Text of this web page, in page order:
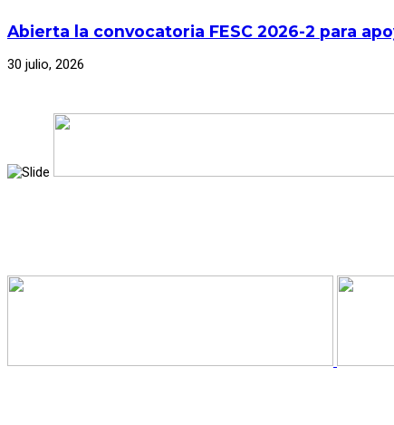
Abierta la convocatoria FESC 2026-2 para
30 julio, 2026